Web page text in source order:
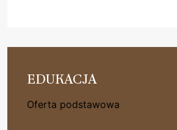
EDUKACJA
Oferta podstawowa